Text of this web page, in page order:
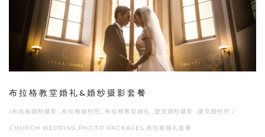
布拉格教堂婚礼&婚纱摄影套餐
/布拉格婚纱摄影 ,布拉格婚纱照 ,布拉格教堂婚礼 ,捷克婚纱摄影 ,捷克婚纱照 /
CHURCH WEDDING , PHOTO PACKAGES,布拉格婚礼套餐